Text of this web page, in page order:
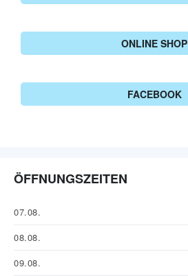
ONLINE SHOP
FACEBOOK
ÖFFNUNGSZEITEN
07.08.
08.08.
09.08.